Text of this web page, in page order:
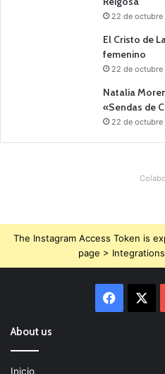
22 de
El Cristo de
femenino
22 de
Natalia
«Sendas de
22 de
The Instagram Access Token is
page >
About us
Inicio